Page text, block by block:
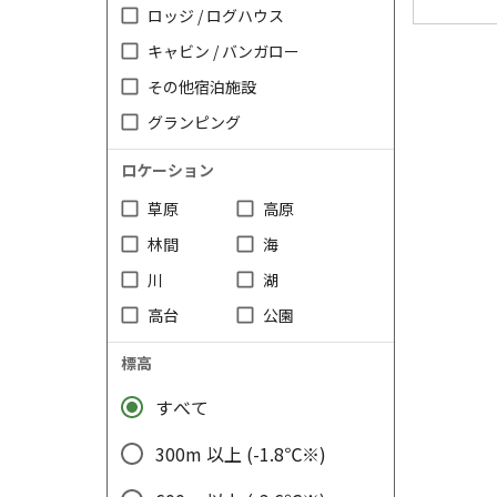
ロッジ / ログハウス
キャビン / バンガロー
その他宿泊施設
グランピング
ロケーション
草原
高原
林間
海
川
湖
高台
公園
標高
すべて
300m 以上 (-1.8℃※)